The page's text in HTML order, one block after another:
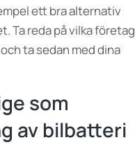
ett bra alternativ
Ta reda på vilka företag
ta sedan med dina
som
av bilbatteri